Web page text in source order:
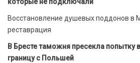
Восстановление душевых поддонов в
реставрация
В Бресте таможня пресекла попытку
границу с Польшей